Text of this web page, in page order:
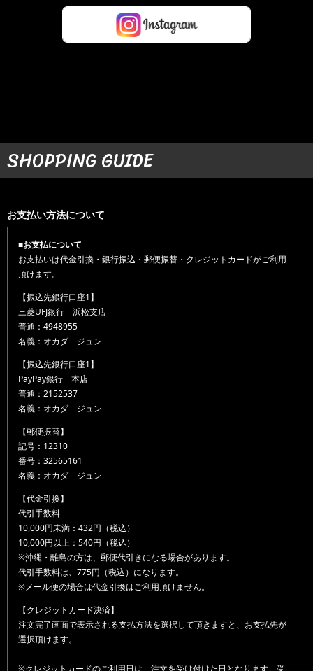
SHOPPING GUIDE
お支払い方法について
■お支払について
お支払いは代金引換・銀行振込・郵便振替・クレジットカードがご利用
頂けます。
【振込先銀行口座1】
三菱UFJ銀行 浜松支店
普通：4948955
名義：オカダ ジュン
【振込先銀行口座1】
PayPay銀行 本店
普通：2152537
名義：オカダ ジュン
【郵便振替】
記号：12310
番号：32565161
名義：オカダ ジュン
【代金引換】
代引手数料
10,000円未満：432円（税込）
10,000円以上：540円（税込）
※沖縄・離島の方は、郵便代引きになる場合があります。
代引手数料は、775円（税込）になります。
※メール便の場合は代金引換はご利用頂けません。
【クレジットカード決済】
注文完了画面で表示される支払方法を選択して頂きますと、お支払先が
選択頂けます。
※クレジットカードのご利用日は、注文を受け付けた日となります。受